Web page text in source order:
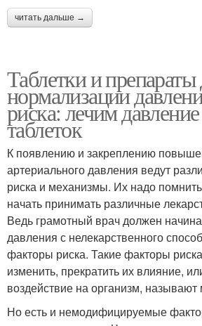
читать дальше →
Таблетки и препараты
нормализации
риска: лечим
таблеток
К появлению и закреплению
артериального давления ведут
риска и механизмы. Их надо
начать принимать различные
Ведь грамотный врач должен
давления с нелекарственного
факторы риска. Такие факторы
изменить, прекратить их влияние,
воздействие на организм,
Но есть и немодифицируемые